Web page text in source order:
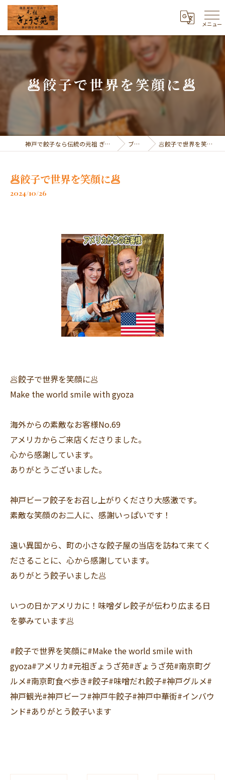
メニュー
🥟餃子で世界を笑顔に🥟
神戸で餃子なら伝統の元祖 ぎょうざ苑 ブログ 🥟餃子で世界を笑顔に🥟
🥟餃子で世界を笑顔に🥟
2024/10/26
🥟餃子で世界を笑顔に🥟
Make the world smile with gyoza
海外からの素敵なお客様No.69
アメリカからご来店くださりました。
心から感謝しています。
ありがとうございました。
神戸ビーフ餃子をお召し上がりくださり大感激です。
素敵な笑顔のお二人に、感謝いっぱいです！
遠い異国から、町の小さな餃子屋の当店を訪ねて来てく
ださることに、心から感謝しています。
ありがとう餃子いました🥟
いつの日かアメリカに！味噌ダレ餃子が伝わり広まる日
を夢みています🥟
#餃子で世界を笑顔に#Make the world smile with
gyoza#アメリカ#元祖ぎょうざ苑#ぎょうざ苑#南京町グ
ルメ#南京町食べ歩き#餃子#味噌だれ餃子#神戸グルメ#
神戸観光#神戸ビーフ#神戸牛餃子#神戸中華街#インバウ
ンド#ありがとう餃子います